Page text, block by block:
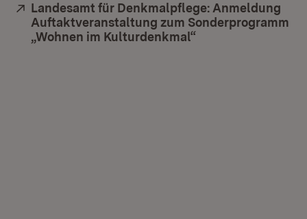
Extern:
Landesamt für Denkmalpflege: Anmeldung
Auftaktveranstaltung zum Sonderprogramm
„Wohnen im Kulturdenkmal“